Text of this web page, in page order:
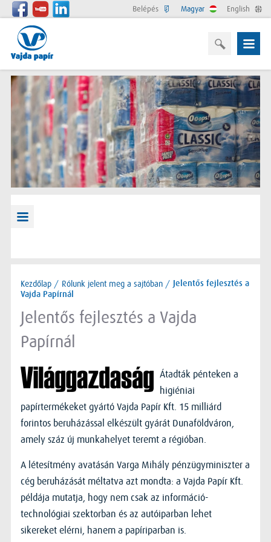
English
Magyar
Belépés
Kezdőlap / Rólunk jelent meg a sajtóban /
Jelentős fejlesztés a
Vajda Papírnál
Jelentős fejlesztés a Vajda
Papírnál
Átadták pénteken a
higiéniai
papírtermékeket gyártó Vajda Papír Kft. 15 milliárd
forintos beruházással elkészült gyárát Dunaföldváron,
amely száz új munkahelyet teremt a régióban.
A létesítmény avatásán Varga Mihály pénzügyminiszter a
cég beruházását méltatva azt mondta: a Vajda Papír Kft.
példája mutatja, hogy nem csak az információ-
technológiai szektorban és az autóiparban lehet
sikereket elérni, hanem a papíriparban is.